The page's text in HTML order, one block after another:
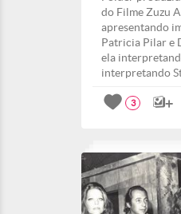
do Filme Zuzu
apresentando
Patricia Pilar e
ela
interpretando
3